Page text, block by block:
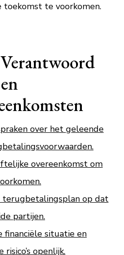
te voorkomen.
over het geleende
overeenkomst om
terugbetalingsplan op dat
partijen.
financiële situatie en
openlijk.